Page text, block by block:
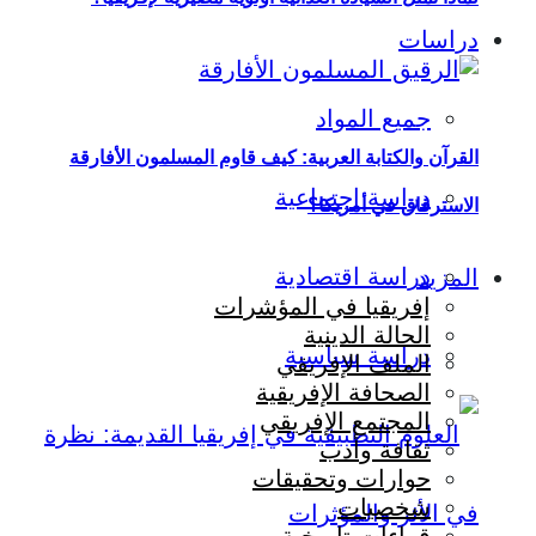
دراسات
جميع المواد
دراسة اجتماعية
دراسة اقتصادية
دراسة سياسية
القرآن والكتابة العربية: كيف قاوم المسلمون الأفارقة
الاسترقاق في أمريكا؟
المزيد
إفريقيا في المؤشرات
الحالة الدينية
الملف الإفريقي
الصحافة الإفريقية
المجتمع الإفريقي
ثقافة وأدب
حوارات وتحقيقات
شخصيات